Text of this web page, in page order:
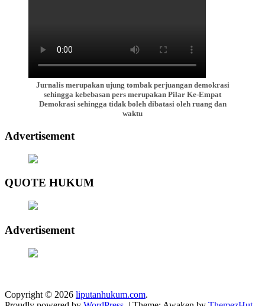
Jurnalis merupakan ujung tombak perjuangan demokrasi
sehingga kebebasan pers merupakan Pilar Ke-Empat
Demokrasi sehingga tidak boleh dibatasi oleh ruang dan
waktu
Advertisement
QUOTE HUKUM
Advertisement
Copyright © 2026 liputanhukum.com.